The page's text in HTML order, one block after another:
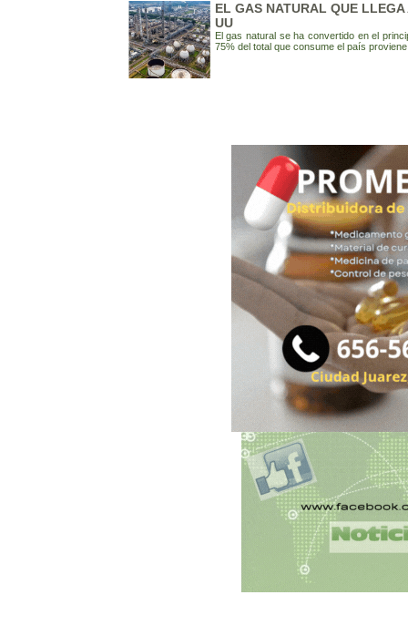
EL GAS NATURAL QUE LLEGA
UU
El gas natural se ha convertido en el
75% del total que consume el país